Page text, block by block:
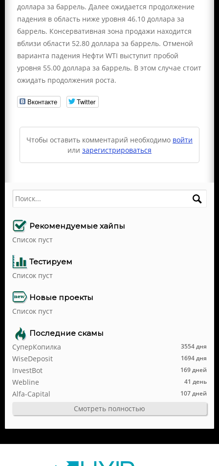
доллара за баррель. Далее ожидается продолжение
падения в область ниже уровня 46.10 доллара за
баррель. Консервативная зона продажи находится
вблизи области 52.80 доллара за баррель. Отменой
варианта падения Нефти WTI выступит пробой
уровня 55.00 доллара за баррель. В этом случае стоит
ожидать продолжения роста.
Вконтакте Twitter
Чтобы оставить комментарий необходимо войти
или зарегистрироваться
Поиск
Рекомендуемые хайпы
Список пуст
Тестируем
Список пуст
Новые проекты
Список пуст
Последние скамы
3554 дня
СуперКопилка
1694 дня
WiseDeposit
169 дней
InvestBot
41 день
Webline
107 дней
Alfa-Capital
Смотреть полностью